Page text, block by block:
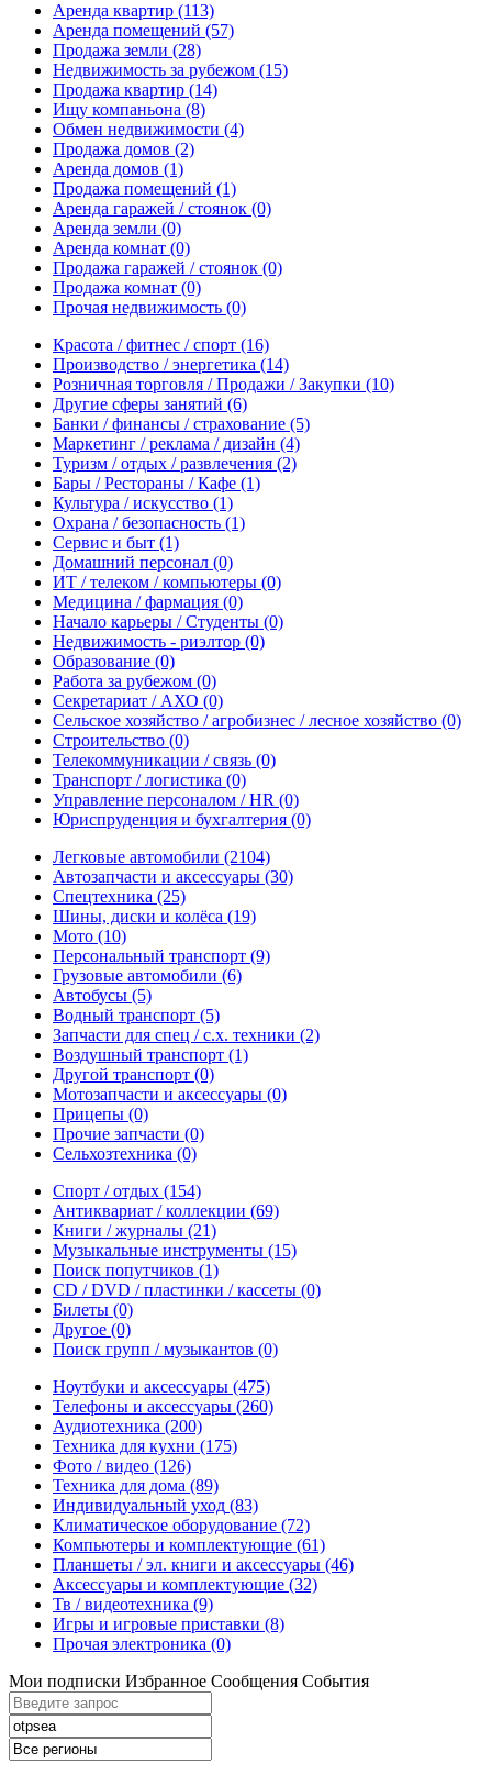
Аренда квартир (113)
Аренда помещений (57)
Продажа земли (28)
Недвижимость за рубежом (15)
Продажа квартир (14)
Ищу компаньона (8)
Обмен недвижимости (4)
Продажа домов (2)
Аренда домов (1)
Продажа помещений (1)
Аренда гаражей / стоянок (0)
Аренда земли (0)
Аренда комнат (0)
Продажа гаражей / стоянок (0)
Продажа комнат (0)
Прочая недвижимость (0)
Красота / фитнес / спорт (16)
Производство / энергетика (14)
Розничная торговля / Продажи / Закупки (10)
Другие сферы занятий (6)
Банки / финансы / страхование (5)
Маркетинг / реклама / дизайн (4)
Туризм / отдых / развлечения (2)
Бары / Рестораны / Кафе (1)
Культура / искусство (1)
Охрана / безопасность (1)
Сервис и быт (1)
Домашний персонал (0)
ИТ / телеком / компьютеры (0)
Медицина / фармация (0)
Начало карьеры / Студенты (0)
Недвижимость - риэлтор (0)
Образование (0)
Работа за рубежом (0)
Секретариат / АХО (0)
Сельское хозяйство / агробизнес / лесное хозяйство (0)
Строительство (0)
Телекоммуникации / связь (0)
Транспорт / логистика (0)
Управление персоналом / HR (0)
Юриспруденция и бухгалтерия (0)
Легковые автомобили (2104)
Автозапчасти и аксессуары (30)
Спецтехника (25)
Шины, диски и колёса (19)
Мото (10)
Персональный транспорт (9)
Грузовые автомобили (6)
Автобусы (5)
Водный транспорт (5)
Запчасти для спец / с.х. техники (2)
Воздушный транспорт (1)
Другой транспорт (0)
Мотозапчасти и аксессуары (0)
Прицепы (0)
Прочие запчасти (0)
Сельхозтехника (0)
Спорт / отдых (154)
Антиквариат / коллекции (69)
Книги / журналы (21)
Музыкальные инструменты (15)
Поиск попутчиков (1)
CD / DVD / пластинки / кассеты (0)
Билеты (0)
Другое (0)
Поиск групп / музыкантов (0)
Ноутбуки и аксессуары (475)
Телефоны и аксессуары (260)
Аудиотехника (200)
Техника для кухни (175)
Фото / видео (126)
Техника для дома (89)
Индивидуальный уход (83)
Климатическое оборудование (72)
Компьютеры и комплектующие (61)
Планшеты / эл. книги и аксессуары (46)
Аксессуары и комплектующие (32)
Тв / видеотехника (9)
Игры и игровые приставки (8)
Прочая электроника (0)
Мои подписки Избранное Сообщения События